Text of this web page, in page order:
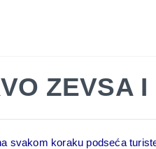
ZEVSA
svakom koraku podseća